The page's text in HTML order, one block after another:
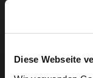
Diese Webseite
Die Marken